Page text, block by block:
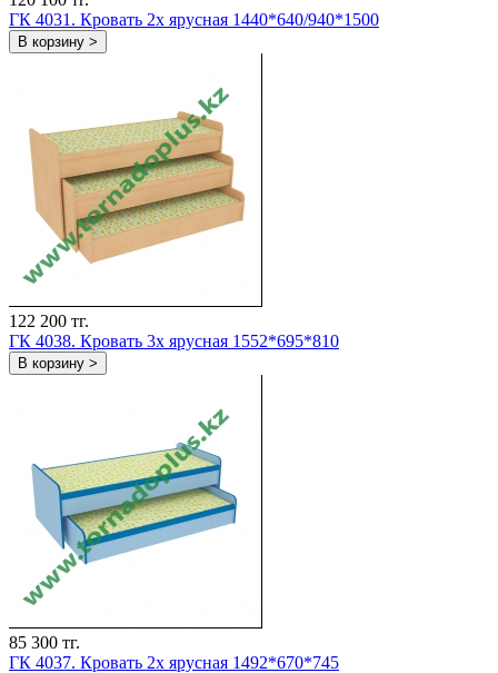
ГК 4031. Кровать 2х ярусная 1440*640/940*1500
В корзину >
122 200 тг.
ГК 4038. Кровать 3х ярусная 1552*695*810
В корзину >
85 300 тг.
ГК 4037. Кровать 2х ярусная 1492*670*745